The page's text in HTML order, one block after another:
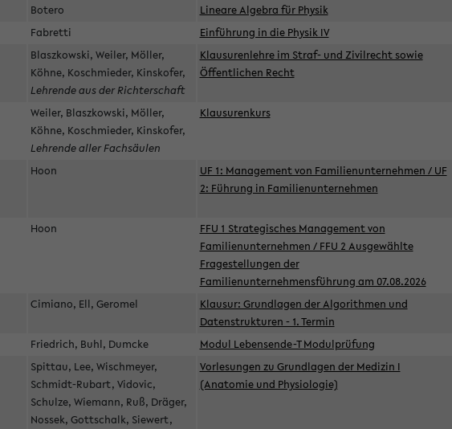
Botero Lineare Algebra für Physik
Fabretti Einführung in die Physik IV
Blaszkowski, Weiler, Möller,
Köhne, Koschmieder, Kinskofer,
Lehrende aus der Richterschaft
Klausurenlehre im Straf- und Zivilrecht sowie
Öffentlichen Recht
Weiler, Blaszkowski, Möller,
Köhne, Koschmieder, Kinskofer,
Lehrende aller Fachsäulen
Klausurenkurs
Hoon
UF 1: Management von Familienunternehmen / UF
2: Führung in Familienunternehmen
Hoon
FFU 1 Strategisches Management von
Familienunternehmen / FFU 2 Ausgewählte
Fragestellungen der
Familienunternehmensführung am 07.08.2026
Cimiano, Ell, Geromel
Klausur: Grundlagen der Algorithmen und
Datenstrukturen - 1. Termin
Friedrich, Buhl, Dumcke Modul Lebensende-T Modulprüfung
Spittau, Lee, Wischmeyer,
Schmidt-Rubart, Vidovic,
Schulze, Wiemann, Ruß, Dräger,
Nossek, Gottschalk, Siewert,
Vorlesungen zu Grundlagen der Medizin I
(Anatomie und Physiologie)